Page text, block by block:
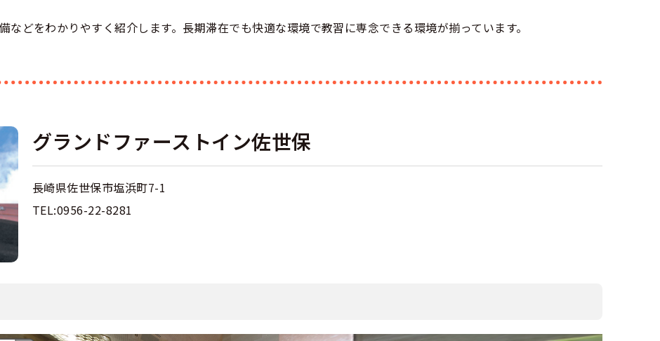
中型二種
型二種
ラマ教習所
例教習
の教習所
別モデルスケジュール
お支払いについて
必要な持ち物
体験談・口コミ
！合宿免許Q＆A
んだ合宿免許の条件
験問題に挑戦
取扱い
などをわかりやすく紹介します。長期滞在でも快適な環境で教習に専念できる環境が揃っています。
グランドファーストイン佐世保
長崎県佐世保市塩浜町7-1
TEL:0956-22-8281